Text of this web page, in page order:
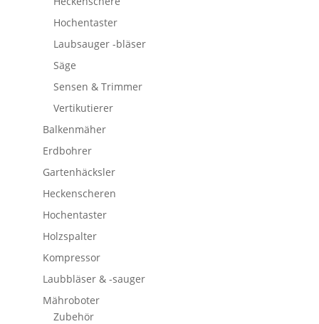
Hochentaster
Laubsauger -bläser
Säge
Sensen & Trimmer
Vertikutierer
Balkenmäher
Erdbohrer
Gartenhäcksler
Heckenscheren
Hochentaster
Holzspalter
Kompressor
Laubbläser & -sauger
Mähroboter
Zubehör